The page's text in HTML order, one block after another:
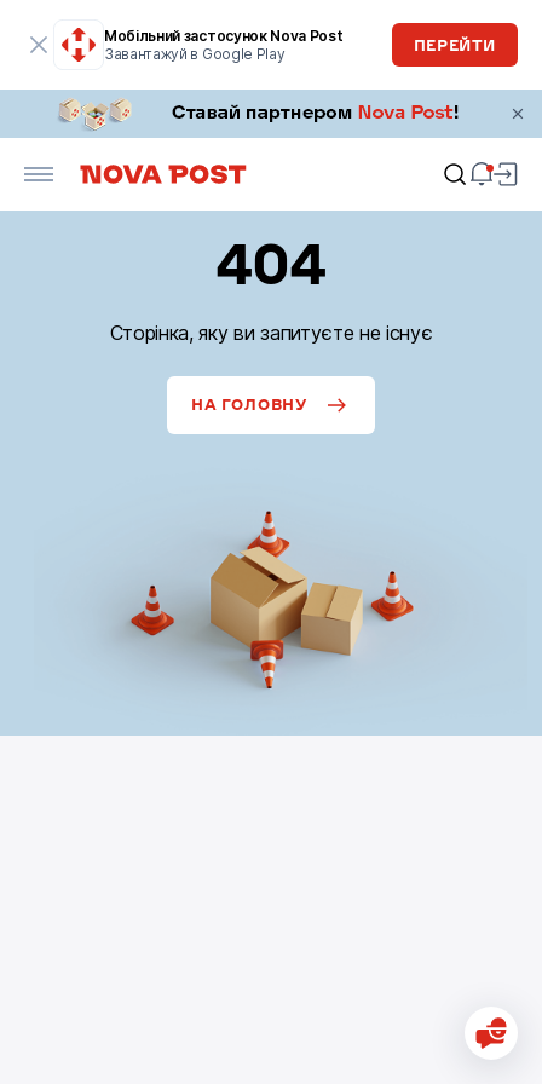
Мобільний застосунок Nova Post
Завантажуй в Google Play
ПЕРЕЙТИ
404
Сторінка, яку ви запитуєте не існує
НА ГОЛОВНУ